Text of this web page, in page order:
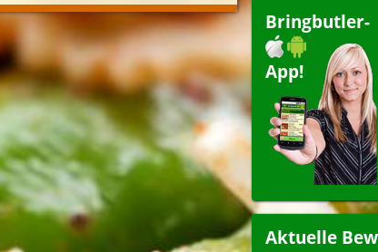
Bringbutler-
App!
Aktuelle